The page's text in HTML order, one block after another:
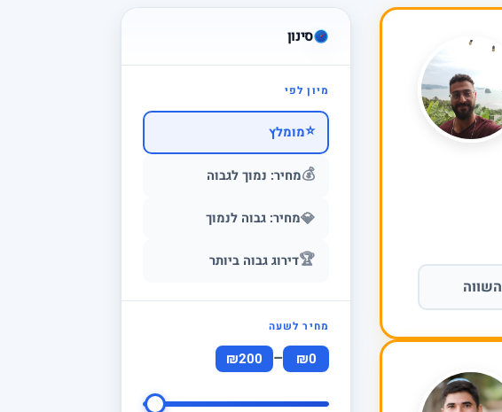
סינון
מיון לפי
⭐מומלץ
💰מחיר: נמוך לגבוה
💎מחיר: גבוה לנמוך
🏆דירוג גבוה ביותר
מחיר לשעה
₪0
–
₪200
השווה